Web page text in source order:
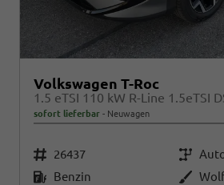
Volkswagen T-Roc
sofort lieferbar Neuwagen
Fahrzeugnr. 26437 Getriebe
Kraftstoff Benzin Außenfarbe